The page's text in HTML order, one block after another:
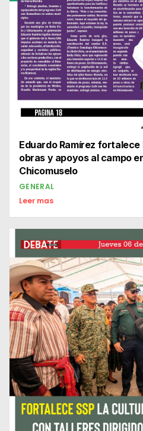
Eduardo Ramírez
obras y apoyos al campo
Chicomuselo
GENERAL
Leer mas